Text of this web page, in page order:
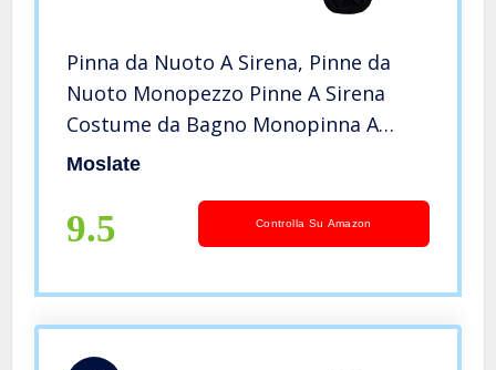
Pinna da Nuoto A Sirena, Pinne da
Nuoto Monopezzo Pinne A Sirena
Costume da Bagno Monopinna A
Coda di Sirena, Aiuto per
Regalo per Bambini E Adulti
Moslate
9.5 Controlla Su Amazon